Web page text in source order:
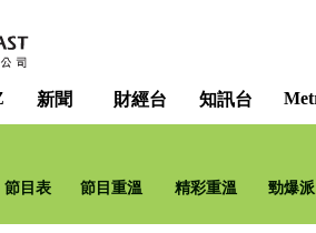
新聞 財經台 知訊台
節目表 節目重溫 精彩重溫 勁爆